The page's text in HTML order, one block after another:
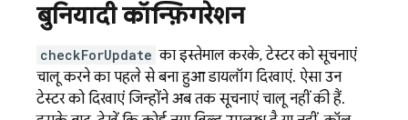
बुनियादी कॉन्फ़िगरेशन
checkForUpdate का इस्तेमाल करके, टेस्टर को सूचनाएं
चालू करने का पहले से बना हुआ डायलॉग दिखाएं. ऐसा उन
टेस्टर को दिखाएं जिन्होंने अब तक सूचनाएं चालू नहीं की हैं.